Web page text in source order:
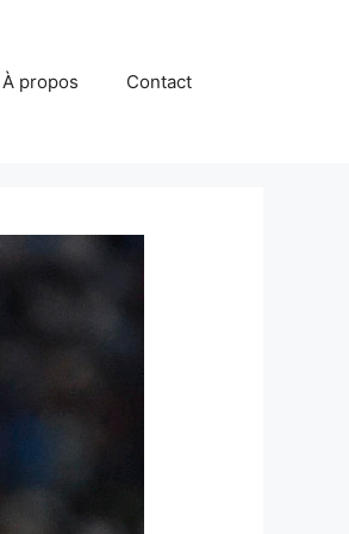
À propos Contact